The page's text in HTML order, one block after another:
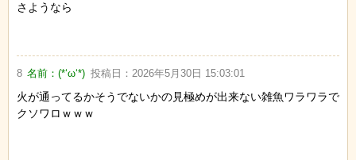
さようなら
8 名前：(*‘ω‘*) 投稿日： 2026年5月30日 15:03:01
火が通ってるかそうでないかの見極めが出来ない雑魚ワラワラで
クソワロｗｗｗ